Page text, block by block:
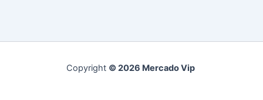
Copyright © 2026 Mercado Vip